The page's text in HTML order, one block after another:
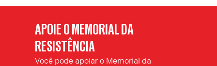
APOIE O MEMORIAL DA
RESISTÊNCIA
Você pode apoiar o Memorial da